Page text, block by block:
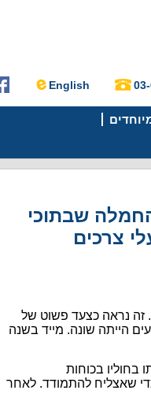
English
שבתוכי
צרכים
זה נראה כצעד פשוט של
הייתה שונה. מייד בשנה
בחוליו בכוחות
שאצליח להתמודד. לאחר